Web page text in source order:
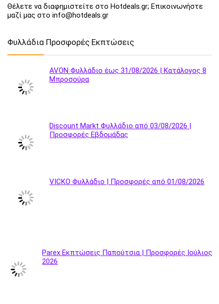
Θέλετε να διαφημιστείτε στο Hotdeals.gr; Επικοινωνήστε
μαζί μας στο info@hotdeals.gr
Φυλλάδια Προσφορές Εκπτώσεις
AVON Φυλλάδιο έως 31/08/2026 | Κατάλογος 8
Μπροσούρα
Discount Markt Φυλλάδιο από 03/08/2026 |
Προσφορές Εβδομάδας
VICKO Φυλλάδιο | Προσφορές από 01/08/2026
Parex Εκπτώσεις Παπούτσια | Προσφορές Ιούλιος
2026